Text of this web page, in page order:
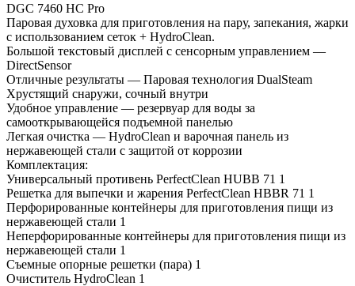
DGC 7460 HC Pro
Паровая духовка для приготовления на пару, запекания, жарки
с использованием сеток + HydroClean.
Большой текстовый дисплей с сенсорным управлением —
DirectSensor
Отличные результаты — Паровая технология DualSteam
Хрустящий снаружи, сочный внутри
Удобное управление — резервуар для воды за
самооткрывающейся подъемной панелью
Легкая очистка — HydroClean и варочная панель из
нержавеющей стали с защитой от коррозии
Комплектация:
Универсальный противень PerfectClean HUBB 71 1
Решетка для выпечки и жарения PerfectClean HBBR 71 1
Перфорированные контейнеры для приготовления пищи из
нержавеющей стали 1
Неперфорированные контейнеры для приготовления пищи из
нержавеющей стали 1
Съемные опорные решетки (пара) 1
Очиститель HydroClean 1